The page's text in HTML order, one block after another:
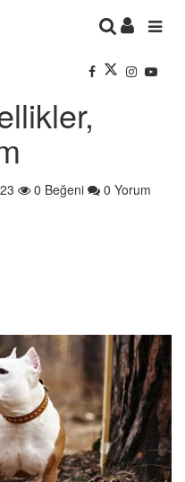
0 Beğeni 0 Yorum